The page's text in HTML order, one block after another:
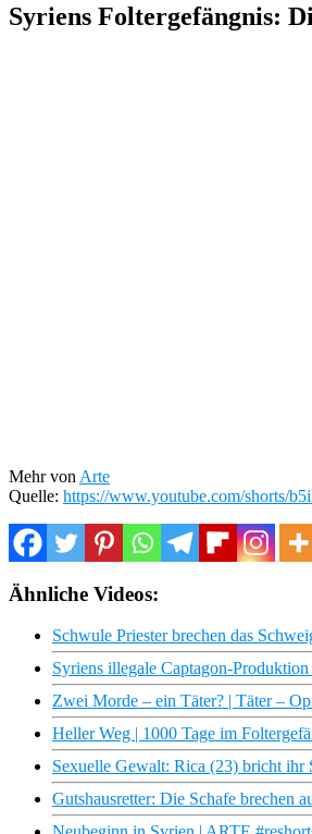
Syriens Foltergefängnis:
Mehr von Arte
Quelle: https://www.youtube.com/shorts/
Ähnliche Videos:
Schwule Priester brechen das
Syriens illegale Captagon-
Zwei Morde – ein Täter? | Täter –
Heller Weg | 1000 Tage im
Sexuelle Gewalt: Rica (23) bricht
Gutshausretter: Die Schafe brechen